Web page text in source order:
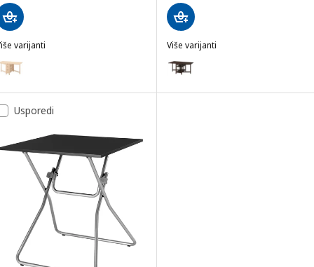
varijanti
NORDEN, Preklopni stol, breza, 26/89/152x80 cm
Više varijanti
Mogućnost: NÄSINGE,
Usporedi